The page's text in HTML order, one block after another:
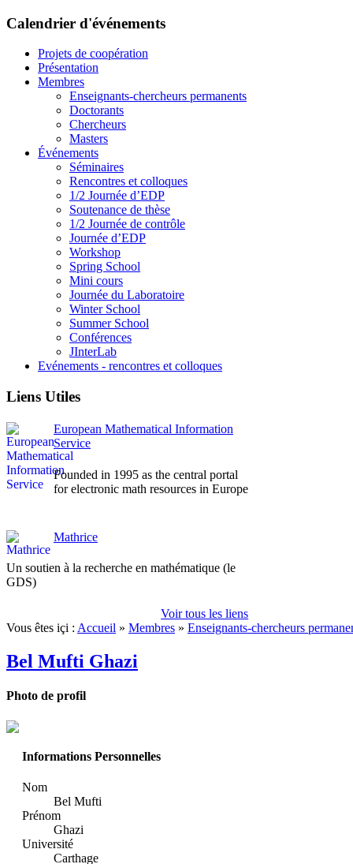
Calendrier d'événements
Projets de coopération
Présentation
Membres
Enseignants-chercheurs permanents
Doctorants
Chercheurs
Masters
Événements
Séminaires
Rencontres et colloques
1/2 Journée d’EDP
Soutenance de thèse
1/2 Journée de contrôle
Journée d’EDP
Workshop
Spring School
Mini cours
Journée du Laboratoire
Winter School
Summer School
Conférences
JInterLab
Evénements - rencontres et colloques
Liens Utiles
European Mathematical Information
Service
Founded in 1995 as the central portal
for electronic math resources in Europe
Mathrice
Un soutien à la recherche en mathématique (le
GDS)
Voir tous les liens
Vous êtes içi : Accueil » Membres » Enseignants-chercheurs
Bel Mufti Ghazi
Photo de profil
Informations Personnelles
Nom
Bel Mufti
Prénom
Ghazi
Université
Carthage